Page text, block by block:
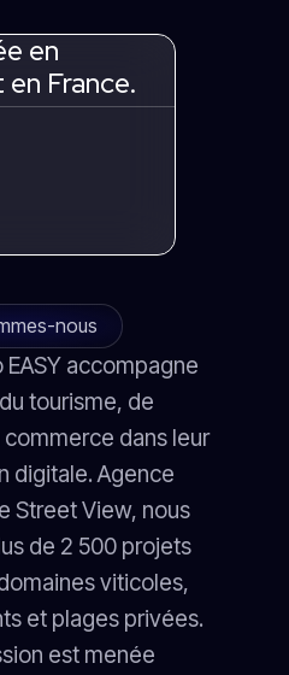
en
France.
nous
EASY accompagne
tourisme, de
commerce dans leur
digitale. Agence
Street View, nous
de 2 500 projets
viticoles,
et plages privées.
est menée